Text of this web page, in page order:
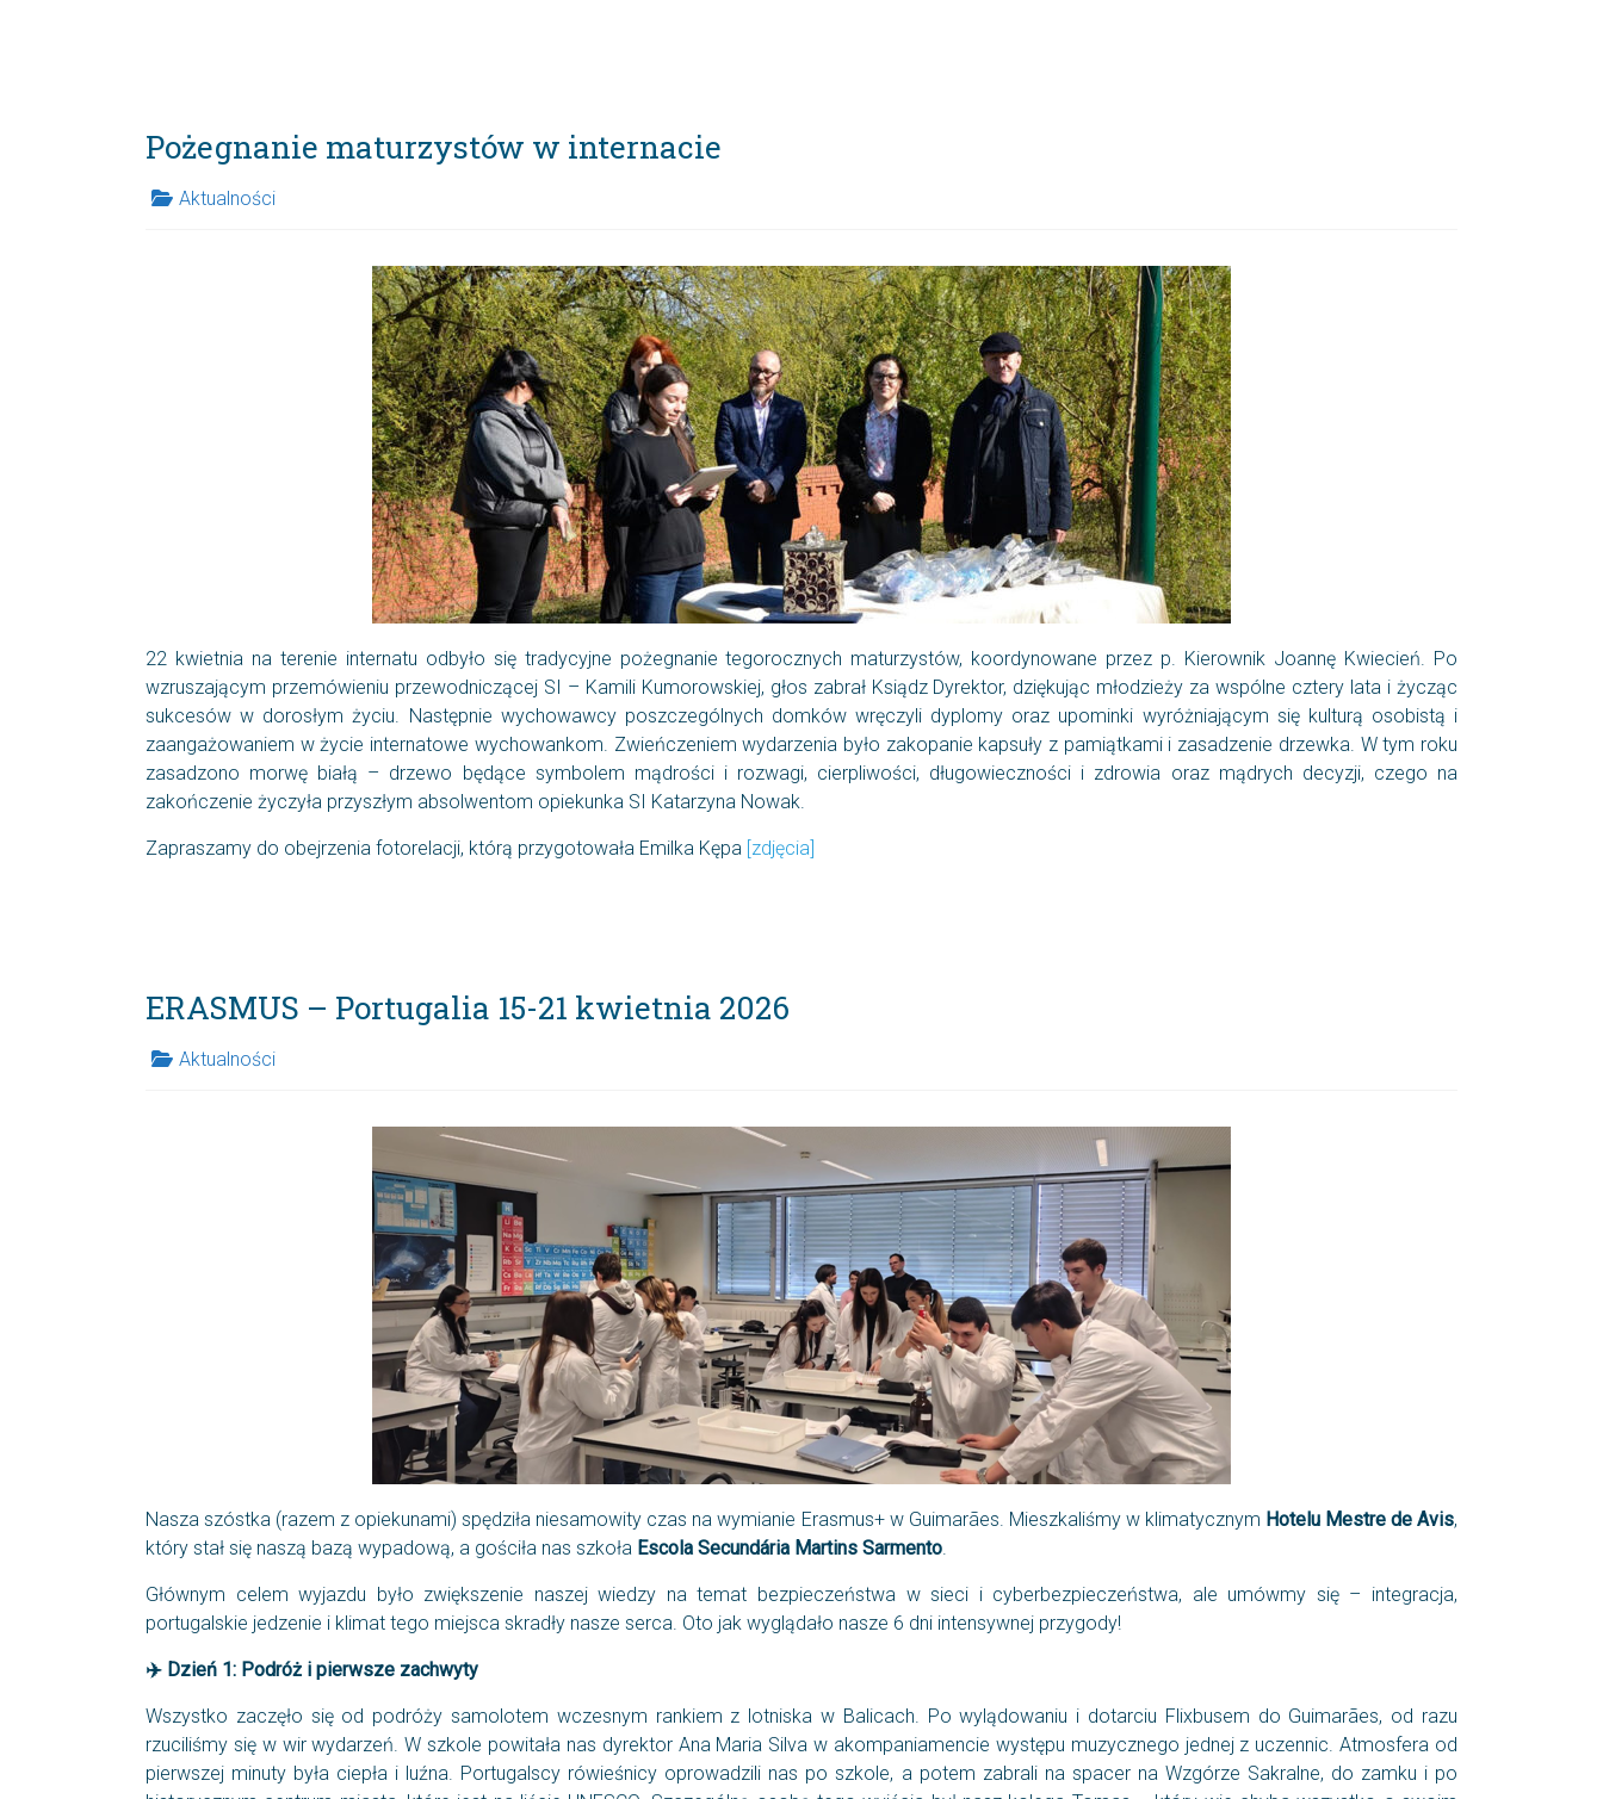
Pożegnanie maturzystów w internacie
Aktualności
22 kwietnia na terenie internatu odbyło się tradycyjne pożegnanie tegorocznych maturzystów, koordynowane przez p. Kierownik Joannę Kwiecień. Po
wzruszającym przemówieniu przewodniczącej SI – Kamili Kumorowskiej, głos zabrał Ksiądz Dyrektor, dziękując młodzieży za wspólne cztery lata i życząc
sukcesów w dorosłym życiu. Następnie wychowawcy poszczególnych domków wręczyli dyplomy oraz upominki wyróżniającym się kulturą osobistą i
zaangażowaniem w życie internatowe wychowankom. Zwieńczeniem wydarzenia było zakopanie kapsuły z pamiątkami i zasadzenie drzewka. W tym roku
zasadzono morwę białą – drzewo będące symbolem mądrości i rozwagi, cierpliwości, długowieczności i zdrowia oraz mądrych decyzji, czego na
zakończenie życzyła przyszłym absolwentom opiekunka SI Katarzyna Nowak.
Zapraszamy do obejrzenia fotorelacji, którą przygotowała Emilka Kępa [zdjęcia]
ERASMUS – Portugalia 15-21 kwietnia 2026
Aktualności
Nasza szóstka (razem z opiekunami) spędziła niesamowity czas na wymianie Erasmus+ w Guimarães. Mieszkaliśmy w klimatycznym Hotelu Mestre de Avis,
który stał się naszą bazą wypadową, a gościła nas szkoła Escola Secundária Martins Sarmento.
Głównym celem wyjazdu było zwiększenie naszej wiedzy na temat bezpieczeństwa w sieci i cyberbezpieczeństwa, ale umówmy się – integracja,
portugalskie jedzenie i klimat tego miejsca skradły nasze serca. Oto jak wyglądało nasze 6 dni intensywnej przygody!
✈ ️ Dzień 1: Podróż i pierwsze zachwyty
Wszystko zaczęło się od podróży samolotem wczesnym rankiem z lotniska w Balicach. Po wylądowaniu i dotarciu Flixbusem do Guimarães, od razu
rzuciliśmy się w wir wydarzeń. W szkole powitała nas dyrektor Ana Maria Silva w akompaniamencie występu muzycznego jednej z uczennic. Atmosfera od
pierwszej minuty była ciepła i luźna. Portugalscy rówieśnicy oprowadzili nas po szkole, a potem zabrali na spacer na Wzgórze Sakralne, do zamku i po